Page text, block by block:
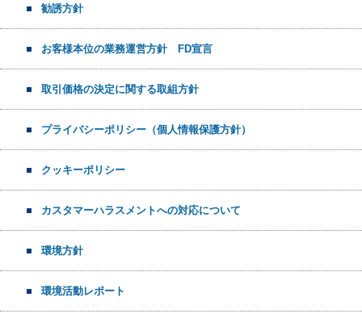
勧誘方針
お客様本位の業務運営方針 FD宣言
取引価格の決定に関する取組方針
プライバシーポリシー（個人情報保護方針）
クッキーポリシー
カスタマーハラスメントへの対応について
環境方針
環境活動レポート